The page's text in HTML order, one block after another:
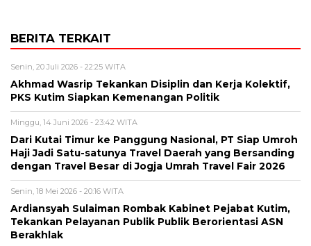
BERITA TERKAIT
Senin, 20 Juli 2026 - 22:25 WITA
Akhmad Wasrip Tekankan Disiplin dan Kerja Kolektif,
PKS Kutim Siapkan Kemenangan Politik
Minggu, 14 Juni 2026 - 23:42 WITA
Dari Kutai Timur ke Panggung Nasional, PT Siap Umroh
Haji Jadi Satu-satunya Travel Daerah yang Bersanding
dengan Travel Besar di Jogja Umrah Travel Fair 2026
Senin, 18 Mei 2026 - 20:16 WITA
Ardiansyah Sulaiman Rombak Kabinet Pejabat Kutim,
Tekankan Pelayanan Publik Publik Berorientasi ASN
Berakhlak